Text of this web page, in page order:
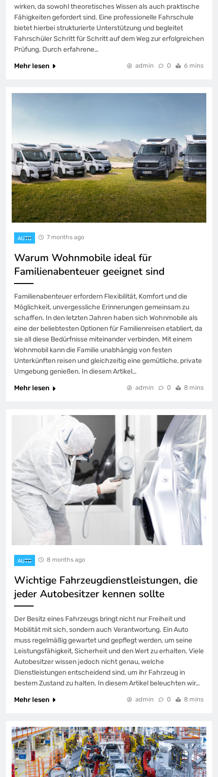
wirken, da sowohl theoretisches Wissen als auch praktische
Fähigkeiten gefordert sind. Eine professionelle Fahrschule
bietet hierbei strukturierte Unterstützung und begleitet
Fahrschüler Schritt für Schritt auf dem Weg zur erfolgreichen
Prüfung. Durch erfahrene…
Mehr lesen
admin 0 6 mins
AUTO 7 months ago
Warum Wohnmobile ideal für
Familienabenteuer geeignet sind
Familienabenteuer erfordern Flexibilität, Komfort und die
Möglichkeit, unvergessliche Erinnerungen gemeinsam zu
schaffen. In den letzten Jahren haben sich Wohnmobile als
eine der beliebtesten Optionen für Familienreisen etabliert, da
sie all diese Bedürfnisse miteinander verbinden. Mit einem
Wohnmobil kann die Familie unabhängig von festen
Unterkünften reisen und gleichzeitig eine gemütliche, private
Umgebung genießen. In diesem Artikel…
Mehr lesen
admin 0 8 mins
AUTO 8 months ago
Wichtige Fahrzeugdienstleistungen, die
jeder Autobesitzer kennen sollte
Der Besitz eines Fahrzeugs bringt nicht nur Freiheit und
Mobilität mit sich, sondern auch Verantwortung. Ein Auto
muss regelmäßig gewartet und gepflegt werden, um seine
Leistungsfähigkeit, Sicherheit und den Wert zu erhalten. Viele
Autobesitzer wissen jedoch nicht genau, welche
Dienstleistungen entscheidend sind, um ihr Fahrzeug in
bestem Zustand zu halten. In diesem Artikel beleuchten wir…
Mehr lesen
admin 0 8 mins